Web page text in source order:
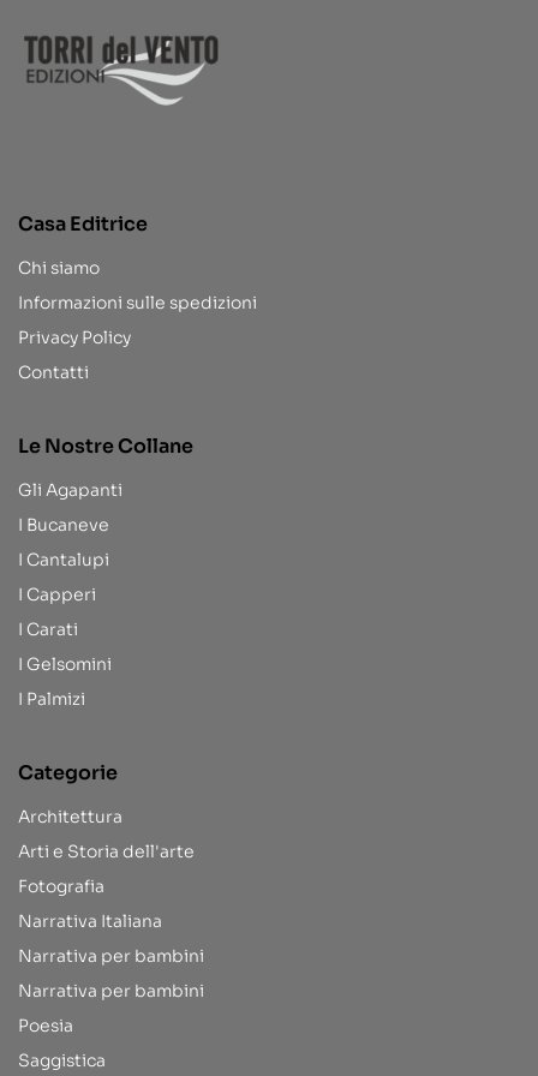
Casa Editrice
Chi siamo
Informazioni sulle spedizioni
Privacy Policy
Contatti
Le Nostre Collane
Gli Agapanti
I Bucaneve
I Cantalupi
I Capperi
I Carati
I Gelsomini
I Palmizi
Categorie
Architettura
Arti e Storia dell'arte
Fotografia
Narrativa Italiana
Narrativa per bambini
Narrativa per bambini
Poesia
Saggistica